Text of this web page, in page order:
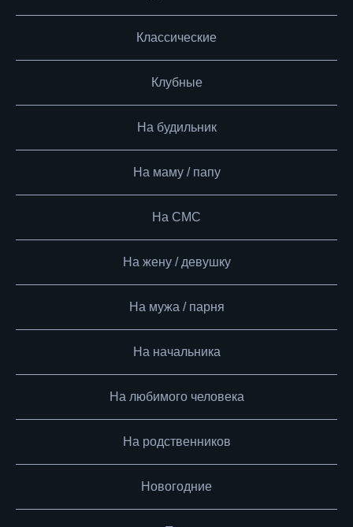
Классические
Клубные
На будильник
На маму / папу
На СМС
На жену / девушку
На мужа / парня
На начальника
На любимого человека
На родственников
Новогодние